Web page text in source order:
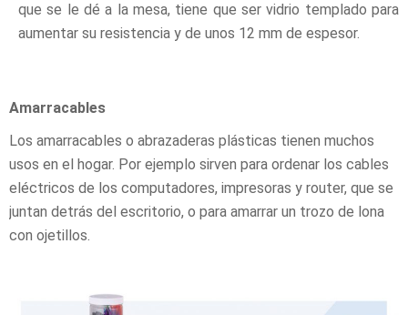
que se le dé a la mesa, tiene que ser vidrio templado para
aumentar su resistencia y de unos 12 mm de espesor.
Amarracables
Los amarracables o abrazaderas plásticas tienen muchos
usos en el hogar. Por ejemplo sirven para ordenar los cables
eléctricos de los computadores, impresoras y router, que se
juntan detrás del escritorio, o para amarrar un trozo de lona
con ojetillos.